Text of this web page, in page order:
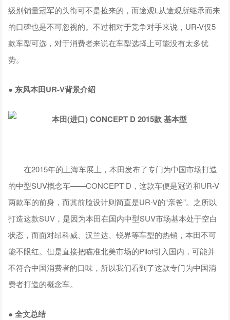
级别销量冠军的头衔可不是捡来的，而途观L从途观所继承而来
的口碑也是不可忽视的。不过相对于竞争对手来说，UR-V仅5
款车型可选，对于消费者来说在车型选择上可能没有太多优
势。
● 东风本田UR-V背景介绍
在2015年的上海车展上，本田发布了专门为中国市场打造
的中型SUV概念车——CONCEPT D，这款车便是冠道和UR-V
两款车的前身，而其前脸设计则简直是UR-V的“亲爸”。之所以
打造这款SUV，是因为本田在国内中型SUV市场基本处于空白
状态，而面对昂科威、汉兰达、锐界等车型的热销，本田不可
能不眼红。但是直接把瞄准北美市场的Pilot引入国内，可能并
不符合中国消费者的口味，所以我们看到了这款专门为中国消
费者打造的概念车。
● 全文总结